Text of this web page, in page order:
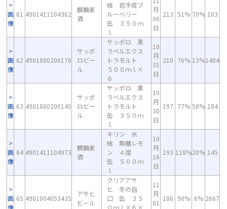
画
像
61 4901411104362
麒麟麦
酒
結 岩手産ブ
ルーベリー
缶 ３５０ｍ
ｌ
月
06
日
213 51% 70% 103
画
像
62 4901880200176
サッポ
ロビー
ル
サッポロ 黒
ラベルエクス
トラモルト
５００ｍｌ×
６
10
月
31
日
210 76% 13%1404
画
像
63 4901880200145
サッポ
ロビー
ル
サッポロ 黒
ラベルエクス
トラモルト
缶 ３５０ｍ
ｌ
10
月
30
日
197 77% 58% 184
画
像
64 4901411104973
麒麟麦
酒
キリン 氷
結 無糖レモ
ン ４度
缶 ５００ｍ
ｌ
10
月
16
日
193 118%20% 145
画
像
65 4901004053435
アサヒ
ビール
クリアアサ
ヒ 冬の旨
口 缶 ３５
０ｍｌ×６×
11
月
01
186 90% 6% 2667